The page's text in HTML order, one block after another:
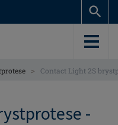
> Contact Light 2S
-